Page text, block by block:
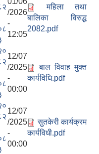
/2026
-
12:05
महिला तथा
बालिका विरुद्ध
2082.pdf
12/07
/2025
-
00:00
बाल विवाह मुक्त
कार्यविधि.pdf
12/07
/2025
-
00:00
सुतकेरी कार्यक्रम
कार्यविधी.pdf